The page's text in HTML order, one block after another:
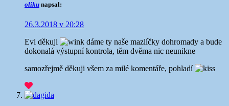
oliku napsal:
26.3.2018 v 20:28
Evi děkuji
dáme ty naše mazlíčky dohromady a bude
dokonalá výstupní kontrola, těm dvěma nic neunikne
samozřejmě děkuji všem za milé komentáře, pohladí